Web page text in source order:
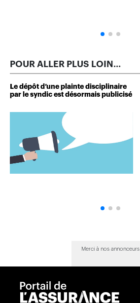
POUR ALLER PLUS LOIN...
Le dépôt d’une plainte disciplinaire
par le syndic est désormais publicisé
Merci à nos annonceurs